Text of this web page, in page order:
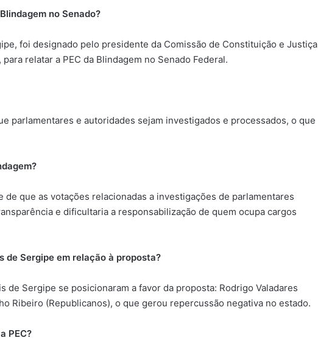
no Senado?
foi designado pelo presidente da Comissão de Constituição e Justiça
relatar a PEC da Blindagem no Senado Federal.
parlamentares e autoridades sejam investigados e processados, o que
que as votações relacionadas a investigações de parlamentares
e dificultaria a responsabilização de quem ocupa cargos
de Sergipe em relação à proposta?
de Sergipe se posicionaram a favor da proposta: Rodrigo Valadares
Ribeiro (Republicanos), o que gerou repercussão negativa no estado.
PEC?